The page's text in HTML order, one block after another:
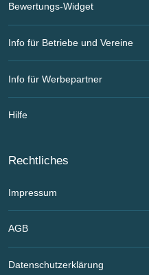
Bewertungs-Widget
Info für Betriebe und Vereine
Info für Werbepartner
Hilfe
Rechtliches
Impressum
AGB
Datenschutzerklärung